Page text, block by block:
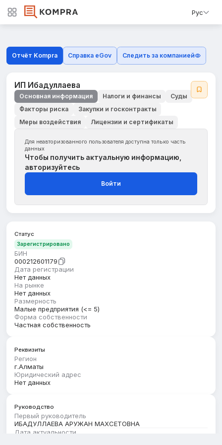
Рус
Отчёт Kompra Справка eGov Следить за компанией
ИП Ибадуллаева
Основная информация Налоги и финансы
Суды
Факторы риска
Закупки и госконтракты
Меры воздействия
Лицензии и сертификаты
Для неавторизованного пользователя доступна только часть
данных
Чтобы получить актуальную информацию,
авторизуйтесь
Войти
Статус
Зарегистрировано
БИН
000212601179
Дата регистрации
Нет данных
На рынке
Нет данных
Размерность
Малые предприятия (<= 5)
Форма собственности
Частная собственность
Реквизиты
Регион
г.Алматы
Юридический адрес
Нет данных
Руководство
Первый руководитель
ИБАДУЛЛАЕВА АРУЖАН МАХСЕТОВНА
Дата актуальности